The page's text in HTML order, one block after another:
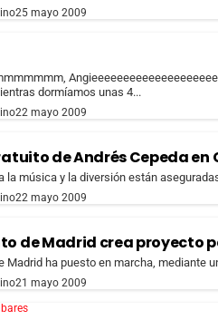
25 mayo 2009
dormíamos unas 4...
22 mayo 2009
de Andrés Cepeda en
la música y la diversión están
22 mayo 2009
de Madrid crea proyecto
Madrid ha puesto en marcha, mediante
21 mayo 2009